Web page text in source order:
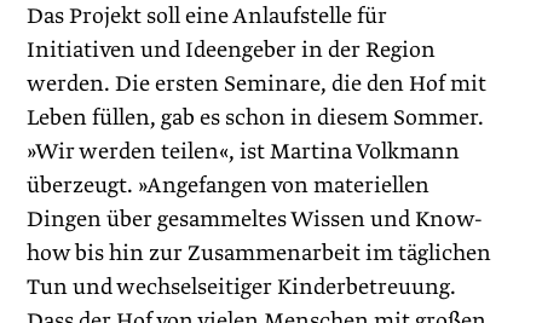
Das Projekt soll eine Anlaufstelle für
Initiativen und Ideengeber in der Region
werden. Die ersten Seminare, die den Hof mit
Leben füllen, gab es schon in diesem Sommer.
»Wir werden teilen«, ist Martina Volkmann
überzeugt. »Angefangen von materiellen
Dingen über gesammeltes Wissen und Know-
how bis hin zur Zusammenarbeit im täglichen
Tun und wechselseitiger Kinderbetreuung.